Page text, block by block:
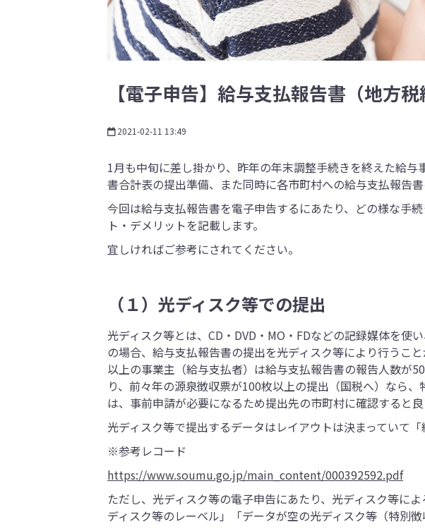
【電子申告】給与支払報告書（地方税
2021-02-11 13:49
1月も中旬に差し掛かり、昨年の年末調整手続きを終えた給
書合計表の提出準備、また同時に各市町村への給与支払報告
今回は給与支払報告書を電子申告するにあたり、どの様な手
ト・デメリットを記載します。
宜しければご参考にされてください。
（１）光ディスク等での提出
光ディスク等とは、CD・DVD・MO・FDなどの記録媒体を
の場合、給与支払報告書の提出を光ディスク等により行うこ
以上の事業主（給与支払者）は給与支払報告書の報告人数が
り、前々年の源泉徴収票が100枚以上の提出（国税へ）なら
は、事前申請が必要になるため提出先の市町村に確認すると良
光ディスク等で提出するデータはレイアウトは決まっていて
※参考レコード
https://www.soumu.go.jp/main_content/000392592.pdf
ただし、光ディスク等の電子申告にあたり、光ディスク等に
ディスク等のレーベル」「データが空の光ディスク等（特別